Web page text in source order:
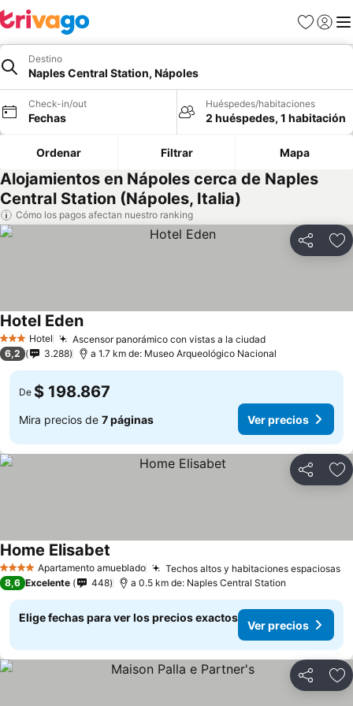
Favoritos
Iniciar
Destino
Naples Central Station, Nápoles
Check-in/out
Fechas
Huéspedes/habitaciones
2 huéspedes, 1 habitación
Ordenar Filtrar Mapa
Alojamientos en Nápoles cerca de Naples
Central Station (Nápoles, Italia)
Cómo los pagos afectan nuestro ranking
Compartir
3 Estrellas
Hotel Ascensor panorámico con vistas a la ciudadVer precios
Hotel EdenVer precios
6,2 3.288 a 1.7 km de: Museo Arqueológico Nacional
De $ 198.867
Mira precios de 7 páginas Ver precios
Compartir
4 EstrellasApartamento amueblado Techos altos y habitaciones espaciosas
Home Elisabet
8,6 Excelente 448 a 0.5 km de: Naples Central Station
Elige fechas para ver los precios exactos
Ver precios
Compartir